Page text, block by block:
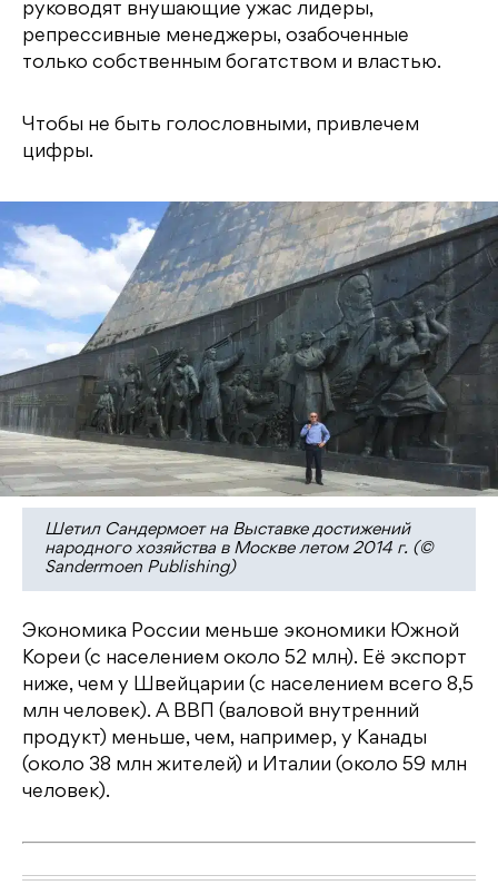
руководят внушающие ужас лидеры,
репрессивные менеджеры, озабоченные
только собственным богатством и властью.
Чтобы не быть голословными, привлечем
цифры.
Шетил Сандермоет на Выставке достижений
народного хозяйства в Москве летом 2014 г. (©
Sandermoen Publishing)
Экономика России меньше экономики Южной
Кореи (с населением около 52 млн). Её экспорт
ниже, чем у Швейцарии (с населением всего 8,5
млн человек). А ВВП (валовой внутренний
продукт) меньше, чем, например, у Канады
(около 38 млн жителей) и Италии (около 59 млн
человек).